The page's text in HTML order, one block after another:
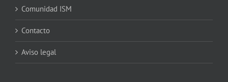
Comunidad ISM
Contacto
Aviso legal